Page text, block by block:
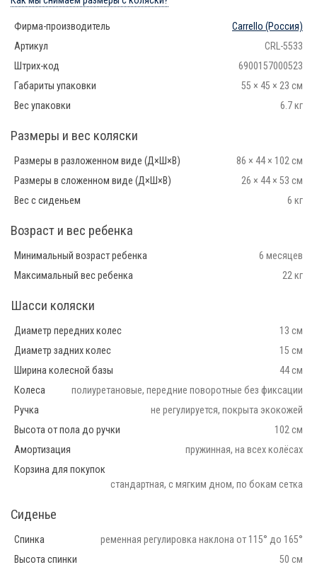
Фирма-производитель Carrello (Россия)
Артикул
CRL-5533
Штрих-код
6900157000523
Габариты упаковки
55 × 45 × 23 см
Вес упаковки
6.7 кг
Размеры и вес коляски
Размеры в разложенном виде (Д×Ш×В)
86 × 44 × 102 см
Размеры в сложенном виде (Д×Ш×В)
26 × 44 × 53 см
Вес с сиденьем
6 кг
Возраст и вес ребенка
Минимальный возраст ребенка
6 месяцев
Максимальный вес ребенка
22 кг
Шасси коляски
Диаметр передних колес
13 см
Диаметр задних колес
15 см
Ширина колесной базы
44 см
Колеса
полиуретановые, передние поворотные без фиксации
Ручка
не регулируется, покрыта экокожей
Высота от пола до ручки
102 см
Амортизация
пружинная, на всех колёсах
Корзина для покупок
стандартная, с мягким дном, по бокам сетка
Сиденье
Спинка
ременная регулировка наклона от 115° до 165°
Высота спинки
50 см